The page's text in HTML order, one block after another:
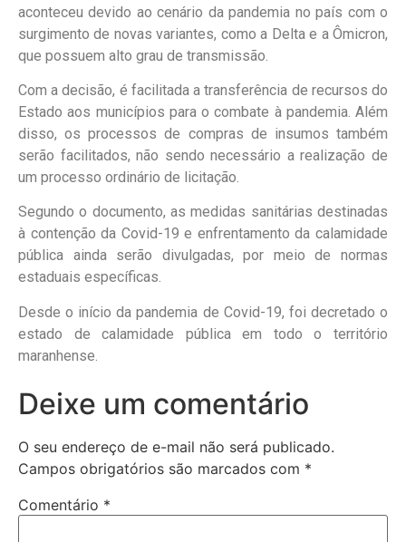
aconteceu devido ao cenário da pandemia no país com o
surgimento de novas variantes, como a Delta e a Ômicron,
que possuem alto grau de transmissão.
Com a decisão, é facilitada a transferência de recursos do
Estado aos municípios para o combate à pandemia. Além
disso, os processos de compras de insumos também
serão facilitados, não sendo necessário a realização de
um processo ordinário de licitação.
Segundo o documento, as medidas sanitárias destinadas
à contenção da Covid-19 e enfrentamento da calamidade
pública ainda serão divulgadas, por meio de normas
estaduais específicas.
Desde o início da pandemia de Covid-19, foi decretado o
estado de calamidade pública em todo o território
maranhense.
Deixe um comentário
O seu endereço de e-mail não será publicado.
Campos obrigatórios são marcados com *
Comentário *